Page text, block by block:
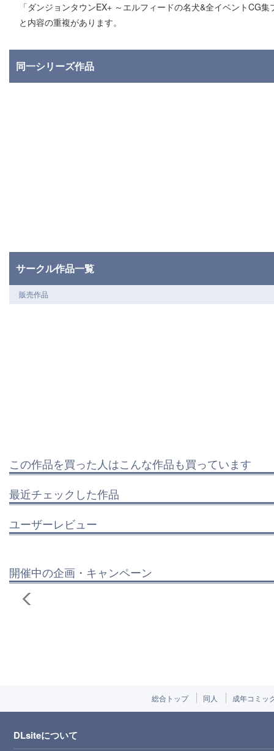
「ダンジョンタウンEX+ ～エルフィードの名犬&全イベントCG
と内容の重複があります。
同一シリーズ作品
サークル作品一覧
販売作品
この作品を買った人はこんな作品も買っています
最近チェックした作品
ユーザーレビュー
開催中の企画・キャンペーン
総合トップ 同人 成年コミッ
DLsiteについて